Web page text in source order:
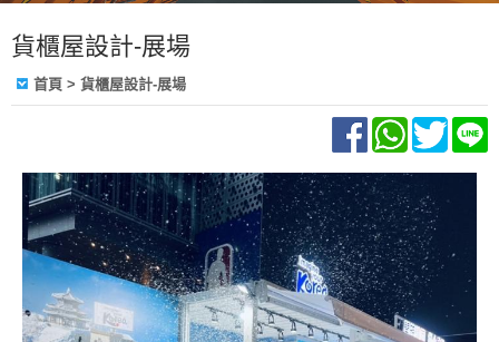
貨櫃屋設計-展場
首頁 > 貨櫃屋設計-展場